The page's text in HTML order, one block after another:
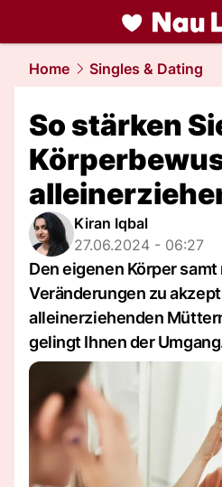
liebe.NAU.ch
Home Singles & Dating
So stärken
Kiran Iqbal
27.06.2024 - 06:27
Den eigenen Körper
Veränderungen zu
alleinerziehenden
gelingt Ihnen der